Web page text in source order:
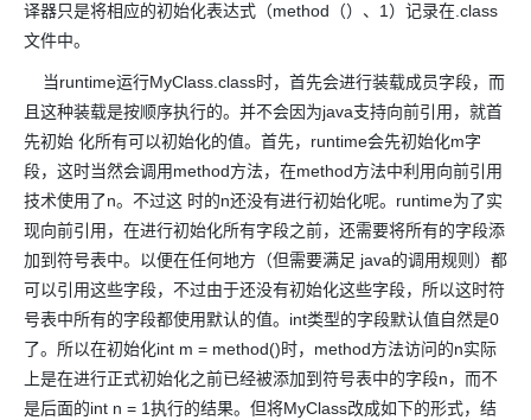
译器只是将相应的初始化表达式（method（）、1）记录在.class
文件中。
当runtime运行MyClass.class时，首先会进行装载成员字段，而
且这种装载是按顺序执行的。并不会因为java支持向前引用，就首
先初始 化所有可以初始化的值。首先，runtime会先初始化m字
段，这时当然会调用method方法，在method方法中利用向前引用
技术使用了n。不过这 时的n还没有进行初始化呢。runtime为了实
现向前引用，在进行初始化所有字段之前，还需要将所有的字段添
加到符号表中。以便在任何地方（但需要满足 java的调用规则）都
可以引用这些字段，不过由于还没有初始化这些字段，所以这时符
号表中所有的字段都使用默认的值。int类型的字段默认值自然是0
了。所以在初始化int m = method()时，method方法访问的n实际
上是在进行正式初始化之前已经被添加到符号表中的字段n，而不
是后面的int n = 1执行的结果。但将MyClass改成如下的形式，结